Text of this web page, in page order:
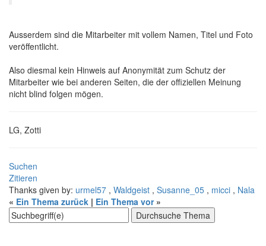
Ausserdem sind die Mitarbeiter mit vollem Namen, Titel und Foto
veröffentlicht.
Also diesmal kein Hinweis auf Anonymität zum Schutz der
Mitarbeiter wie bei anderen Seiten, die der offiziellen Meinung
nicht blind folgen mögen.
LG, Zotti
Suchen
Zitieren
Thanks given by: urmel57 , Waldgeist , Susanne_05 , micci , Nala
« Ein Thema zurück | Ein Thema vor»